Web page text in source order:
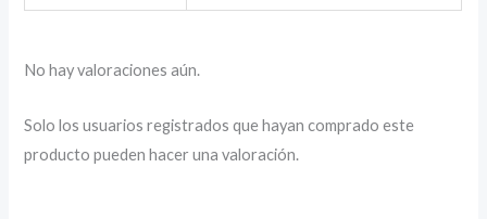
No hay valoraciones aún.
Solo los usuarios registrados que hayan comprado este
producto pueden hacer una valoración.